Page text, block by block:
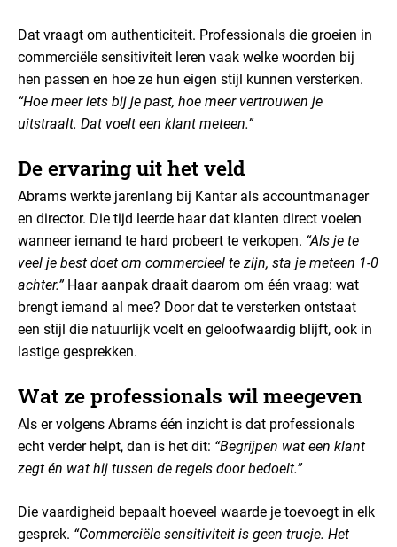
Dat vraagt om authenticiteit. Professionals die groeien in
commerciële sensitiviteit leren vaak welke woorden bij
hen passen en hoe ze hun eigen stijl kunnen versterken.
“Hoe meer iets bij je past, hoe meer vertrouwen je
uitstraalt. Dat voelt een klant meteen.”
De ervaring uit het veld
Abrams werkte jarenlang bij Kantar als accountmanager
en director. Die tijd leerde haar dat klanten direct voelen
wanneer iemand te hard probeert te verkopen. “Als je te
veel je best doet om commercieel te zijn, sta je meteen 1-0
achter.”Haar aanpak draait daarom om één vraag: wat
brengt iemand al mee? Door dat te versterken ontstaat
een stijl die natuurlijk voelt en geloofwaardig blijft, ook in
lastige gesprekken.
Wat ze professionals wil meegeven
Als er volgens Abrams één inzicht is dat professionals
echt verder helpt, dan is het dit: “Begrijpen wat een klant
zegt én wat hij tussen de regels door bedoelt.”
Die vaardigheid bepaalt hoeveel waarde je toevoegt in elk
gesprek. “Commerciële sensitiviteit is geen trucje. Het